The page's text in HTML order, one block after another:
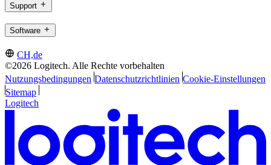
Support
Software
CH,de
©2026 Logitech. Alle Rechte vorbehalten
Nutzungsbedingungen Datenschutzrichtlinien Cookie-Einstellungen
Sitemap
Logitech